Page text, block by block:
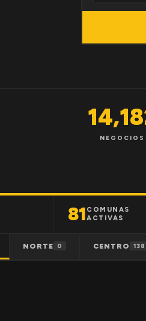
NEGOCIOS
81COMUNAS
ACTIVAS
NORTE 0 CENTRO